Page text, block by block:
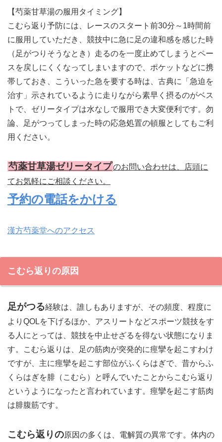
【芍薬甘草湯の服用タイミング】
こむら返り予防には、レースのスタート前30分～1時間前
に服用していただき、競技中に急に足の違和感を感じた時
（足がつりそうなとき）走るのを一度止めてしまうとペー
スを戻しにくくなってしまいますので、ポケットなどに携
帯しておき、こういった急を要する時は、古典に「急迫を
治す」示されているように走りながら素早く摂るのがベス
トで、ゼリータイプは水なしで服用でき大変便利です。勿
論、足がつってしまった時の応急処置の頓服としてもご利
用ください。
芍薬甘草湯ゼリータイプのお問い合わせは、店頭に
てお気軽にご相談ください。
予約の電話をかける
漢方芍薬堂へのアクセス
こむら返りの原因
足がつる経験は、誰しもありますが、その頻度、程度に
よりQOLを下げるほか、アスリートなどスポーツ競技をす
る人にとっては、競技を中止せざるを得ない状態になりま
す。こむら返りは、足の筋肉が突発的に痙攣を起こすわけ
ですが、主に痙攣を起こす部位がふくらはぎで、昔からふ
くらはぎを腓（こむら）と呼んでいたことからこむら返り
というようになったと言われています。痙攣を起こす筋肉
は腓腹筋です。
こむら返りの原因の多くは、電解質の異常です。体内の